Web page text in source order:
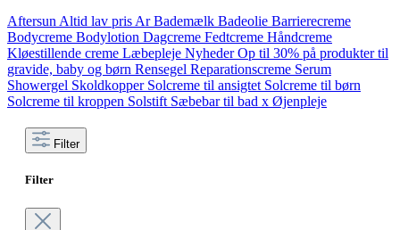
Aftersun Altid lav pris ArBademælk Badeolie Barrierecreme
Bodycreme Bodylotion Dagcreme Fedtcreme Håndcreme
Kløestillende creme Læbepleje NyhederOp til 30% på produkter til
gravide, baby og børn Rensegel Reparationscreme Serum
Showergel Skoldkopper Solcreme til ansigtet Solcreme til børn
Solcreme til kroppen Solstift Sæbebar til bad x Øjenpleje
Filter
Filter